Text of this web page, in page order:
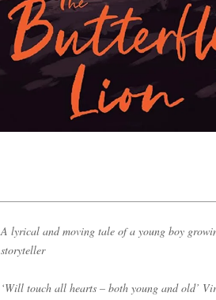
A lyrical and moving tale of a young boy
storyteller
‘Will touch all hearts – both young and old’